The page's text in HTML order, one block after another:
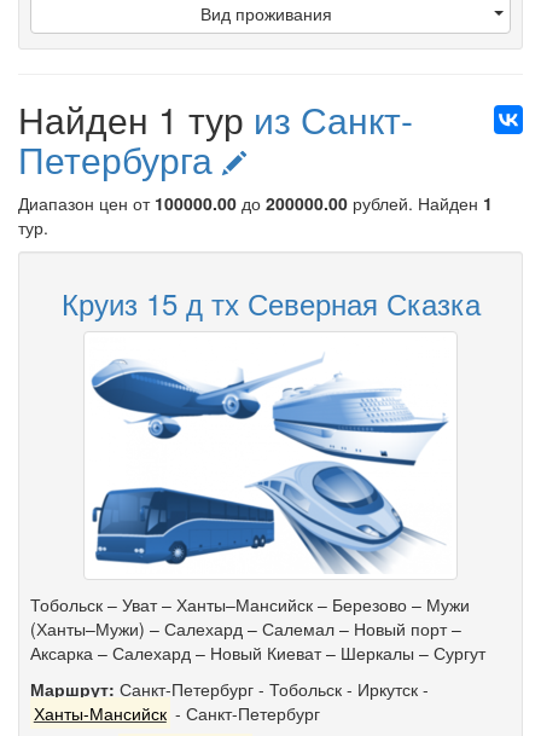
Вид проживания
Найден 1 тур из Санкт-
Петербурга
Диапазон цен от 100000.00 до 200000.00 рублей. Найден 1
тур.
Круиз 15 д тх Северная Сказка
Тобольск – Уват – Ханты–Мансийск – Березово – Мужи
(Ханты–Мужи) – Салехард – Салемал – Новый порт –
Аксарка – Салехард – Новый Киеват – Шеркалы – Сургут
Маршрут: Санкт-Петербург - Тобольск - Иркутск -
Ханты-Мансийск - Санкт-Петербург